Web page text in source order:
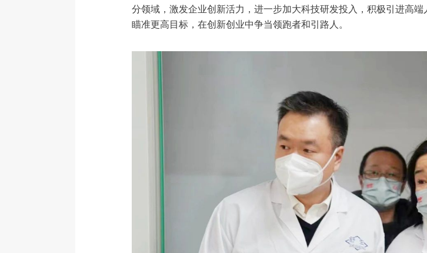
分领域，激发企业创新活力，进一步加大科技研发投入，积极引进高
瞄准更高目标，在创新创业中争当领跑者和引路人。